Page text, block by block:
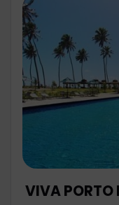
VIVA PORTO